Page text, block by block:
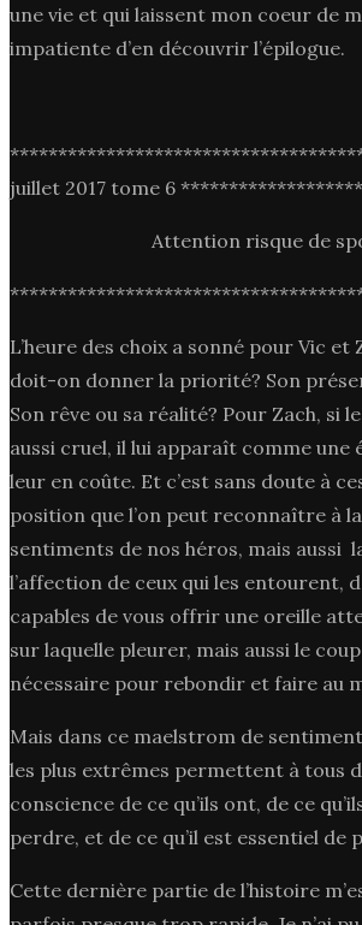
une vie et qui laissent mon coeur de
impatiente d’en découvrir l’épilogue.
juillet 2017 tome 6
Attention risque de
L’heure des choix a sonné pour Vic et
doit-on donner la priorité? Son
Son rêve ou sa réalité? Pour Zach, si
aussi cruel, il lui apparaît comme une
leur en coûte. Et c’est sans doute à
position que l’on peut reconnaître à
sentiments de nos héros, mais aussi
l’affection de ceux qui les entourent,
capables de vous offrir une oreille
sur laquelle pleurer, mais aussi le
nécessaire pour rebondir et faire au
Mais dans ce maelstrom de
les plus extrêmes permettent à tous
conscience de ce qu’ils ont, de ce
perdre, et de ce qu’il est essentiel de
Cette dernière partie de l’histoire